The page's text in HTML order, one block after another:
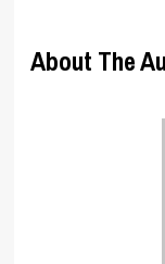
About The